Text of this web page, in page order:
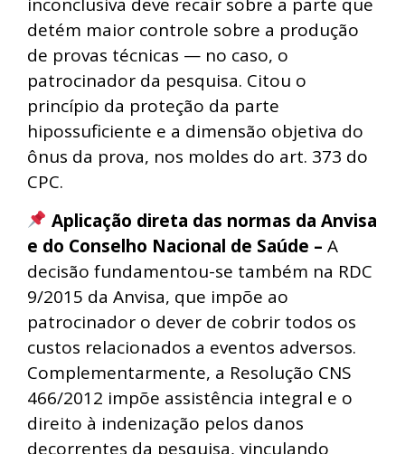
detém maior controle sobre a produção
de provas técnicas — no caso, o
patrocinador da pesquisa. Citou o
princípio da proteção da parte
hipossuficiente e a dimensão objetiva do
ônus da prova, nos moldes do art. 373 do
CPC.
Aplicação direta das normas da Anvisa
e do Conselho Nacional de Saúde – A
decisão fundamentou-se também na RDC
9/2015 da Anvisa, que impõe ao
patrocinador o dever de cobrir todos os
custos relacionados a eventos adversos.
Complementarmente, a Resolução CNS
466/2012 impõe assistência integral e o
direito à indenização pelos danos
decorrentes da pesquisa, vinculando